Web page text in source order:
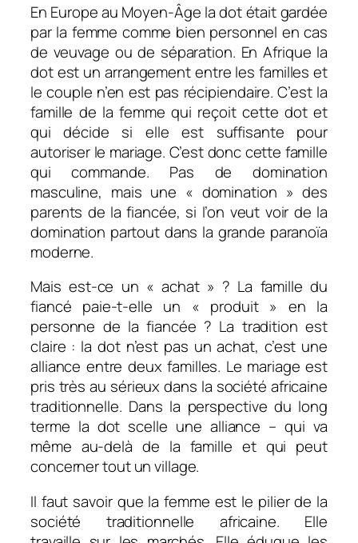
En Europe au Moyen-Âge la dot était gardée
par la femme comme bien personnel en cas
de veuvage ou de séparation. En Afrique la
dot est un arrangement entre les familles et
le couple n’en est pas récipiendaire. C’est la
famille de la femme qui reçoit cette dot et
qui décide si elle est suffisante pour
autoriser le mariage. C’est donc cette famille
qui commande. Pas de domination
masculine, mais une « domination » des
parents de la fiancée, si l’on veut voir de la
domination partout dans la grande paranoïa
moderne.
Mais est-ce un «achat» ? La famille du
fiancé paie-t-elle un « produit» en la
personne de la fiancée ? La tradition est
claire : la dot n’est pas un achat, c’est une
alliance entre deux familles. Le mariage est
pris très au sérieux dans la société africaine
traditionnelle. Dans la perspective du long
terme la dot scelle une alliance – qui va
même au-delà de la famille et qui peut
concerner tout un village.
Il faut savoir que la femme est le pilier de la
société traditionnelle africaine. Elle